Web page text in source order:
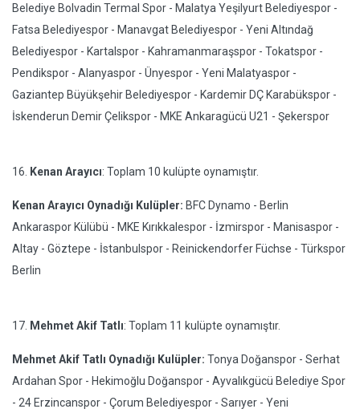
Belediye Bolvadin Termal Spor - Malatya Yeşilyurt Belediyespor -
Fatsa Belediyespor - Manavgat Belediyespor - Yeni Altındağ
Belediyespor - Kartalspor - Kahramanmaraşspor - Tokatspor -
Pendikspor - Alanyaspor - Ünyespor - Yeni Malatyaspor -
Gaziantep Büyükşehir Belediyespor - Kardemir DÇ Karabükspor -
İskenderun Demir Çelikspor - MKE Ankaragücü U21 - Şekerspor
16. Kenan Arayıcı: Toplam 10 kulüpte oynamıştır.
Kenan Arayıcı Oynadığı Kulüpler: BFC Dynamo - Berlin
Ankaraspor Külübü - MKE Kırıkkalespor - İzmirspor - Manisaspor -
Altay - Göztepe - İstanbulspor - Reinickendorfer Füchse - Türkspor
Berlin
17. Mehmet Akif Tatlı: Toplam 11 kulüpte oynamıştır.
Mehmet Akif Tatlı Oynadığı Kulüpler: Tonya Doğanspor - Serhat
Ardahan Spor - Hekimoğlu Doğanspor - Ayvalıkgücü Belediye Spor
- 24 Erzincanspor - Çorum Belediyespor - Sarıyer - Yeni